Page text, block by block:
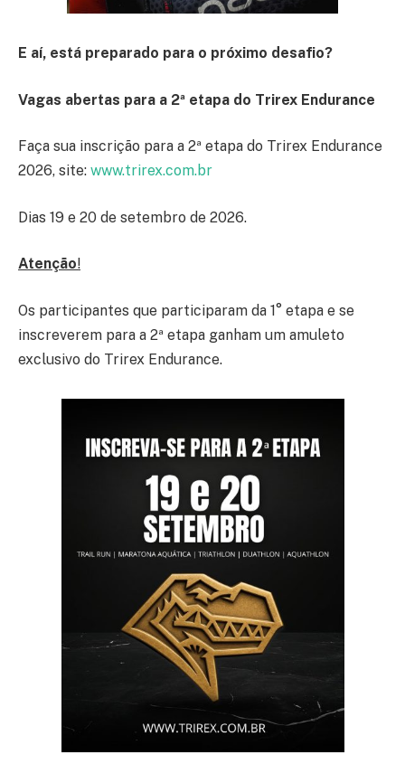
E aí, está preparado para o próximo desafio?
Vagas abertas para a 2ª etapa do Trirex Endurance
Faça sua inscrição para a 2ª etapa do Trirex Endurance
2026, site: www.trirex.com.br
Dias 19 e 20 de setembro de 2026.
Atenção!
Os participantes que participaram da 1° etapa e se
inscreverem para a 2ª etapa ganham um amuleto
exclusivo do Trirex Endurance.